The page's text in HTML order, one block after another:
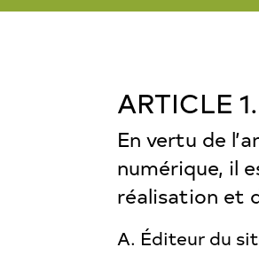
ARTICLE
En vertu de
numérique, il
réalisation et
A. Éditeur du